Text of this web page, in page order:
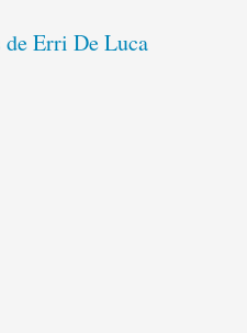
Erri De Luca